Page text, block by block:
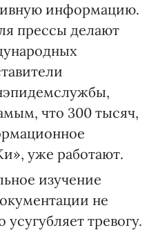
информацию.
прессы делают
что 300 тысяч,
уже работают.
изучение
не
усугубляет тревогу.